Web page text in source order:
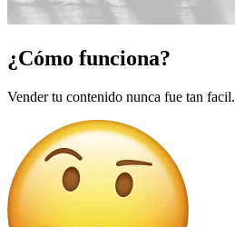
¿Cómo funciona?
Vender tu contenido nunca fue tan facil.